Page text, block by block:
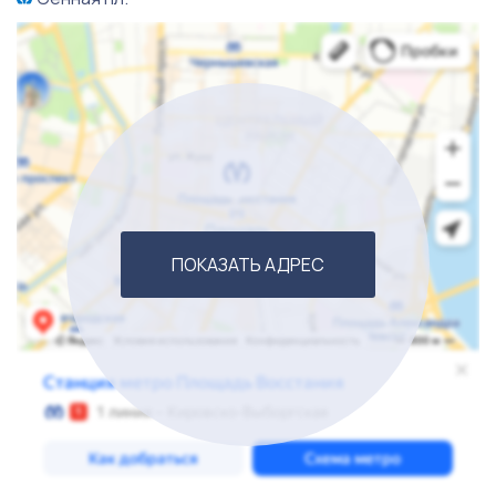
В стоимость продажи включены все материальные и
не материальные активы, а так же товарный остаток,
Владелец готов оказать помощь новому
собственнику на первоначальных этапах, поделиться
планами развития. Продажа связана в связи с
переездом в другое место жительства. Есть точка
роста, возможно организовать полноценную кухню.
По всем оставшимся вопросам звоните по телефону.
ПОКАЗАТЬ АДРЕС